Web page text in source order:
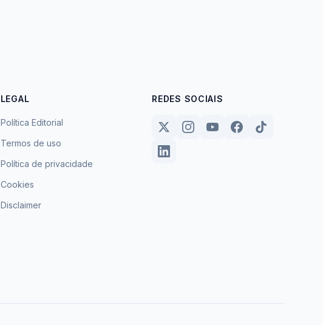
LEGAL
Política Editorial
Termos de uso
Política de privacidade
Cookies
Disclaimer
REDES SOCIAIS